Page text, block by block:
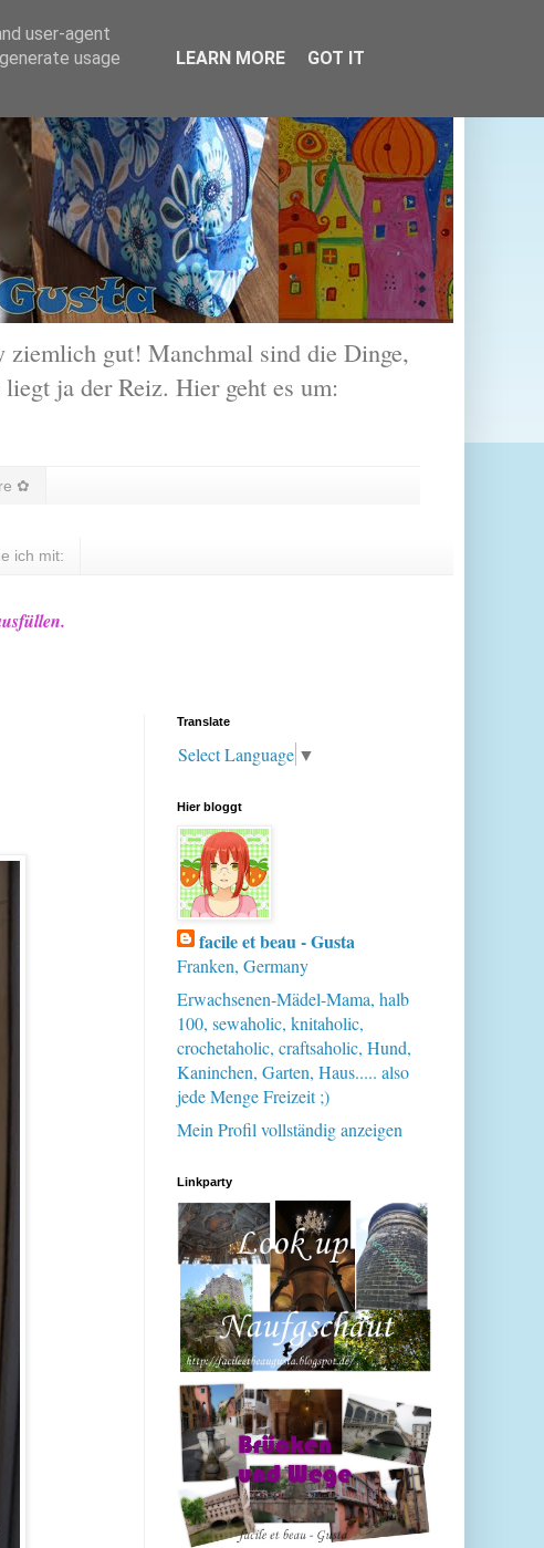
gut! Manchmal sind die Dinge,
ja der Reiz. Hier geht es um:
✿
ich mit:
Translate
Select Language ▼
Hier bloggt
facile et beau - Gusta
Franken, Germany
Erwachsenen-Mädel-Mama, halb
100, sewaholic, knitaholic,
crochetaholic, craftsaholic, Hund,
Kaninchen, Garten, Haus..... also
jede Menge Freizeit ;)
Mein Profil vollständig anzeigen
Linkparty
user-agent
usage
LEARN MORE GOT IT